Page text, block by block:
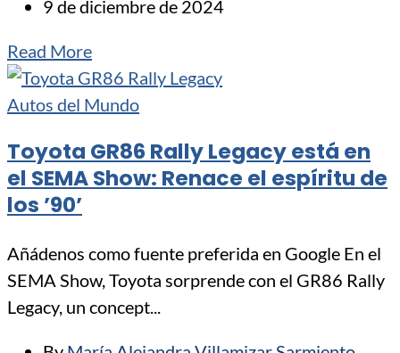
9 de diciembre de 2024
Read More
Autos del Mundo
Toyota GR86 Rally Legacy está en
el SEMA Show: Renace el espíritu de
los ’90’
Añádenos como fuente preferida en Google En el
SEMA Show, Toyota sorprende con el GR86 Rally
Legacy, un concept...